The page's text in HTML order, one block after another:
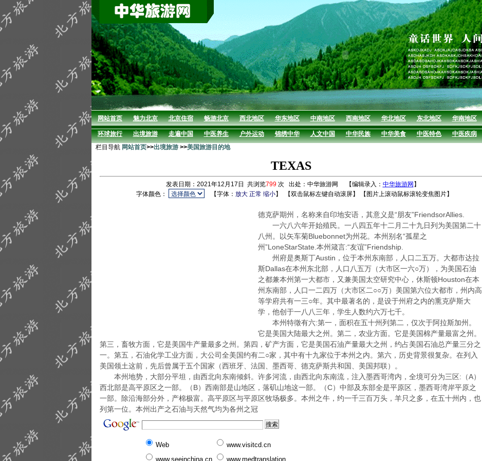
网站首页 魅力北京 北京住宿 畅游北京 西北地区 华东地区 中南地区 西南地区 华北地区 东北地区 华南地区
环球旅行 出境旅游 走遍中国 中医养生 户外运动 锦绣中华 人文中国 中华民族 中华美食 中医特色 中医疾病
栏目导航 网站首页>>出境旅游 >>美国旅游目的地
TEXAS
发表日期：2021年12月17日 共浏览799次 出处：中华旅游网 【编辑录入： 中华旅游网 】
字体颜色：
【字体： 放大 正常 缩小】 【双击鼠标左键自动滚屏】 【图片上滚动鼠标滚轮变焦图片】
德克萨期州，名称来自印地安语，其意义是“朋友”FriendsorAllies.
一六八六年开始殖民。一八四五年十二月二十九日列为美国第二十
八州。以矢车菊Bluebonnet为州花。本州别名“孤星之
州”LoneStarState.本州箴言:“友谊”Friendship.
州府是奥斯丁Austin，位于本州东南部，人口二五万。大都市达拉
斯Dallas在本州东北部，人口八五万（大市区一六○万），为美国石油
之都兼本州第一大都市，又兼美国太空研究中心，休斯顿Houston在本
州东南部，人口一二四万（大市区二○○万）美国第六位大都市，州内高
等学府共有一三○年。其中最著名的，是设于州府之内的熏克萨斯大
学，他创于一八八三年，学生人数约六万七千。
本州特徵有六:第一，面积在五十州列第二，仅次于阿拉斯加州。
它是美国大陆最大之州。第二，农业方面。它是美国棉产量最富之州。
第三，畜牧方面，它是美国牛产量最多之州。第四，矿产方面，它是美国石油产量最大之州，约占美国石油总产量三分之
一。第五，石油化学工业方面，大公司全美国约有二○家，其中有十九家位于本州之内。第六，历史背景很复杂。在列入
美国领土这前，先后曾属于五个国家（西班牙、法国、墨西哥、德克萨斯共和国、美国邦联）。
本州地势，大部分平坦，由西北向东南倾斜。许多河流，由西北向东南流，注入墨西哥湾内，全境可分为三区:（A）
西北部是高平原区之一部。（B）西南部是山地区，落矶山地这一部。（C）中部及东部全是平原区，墨西哥湾岸平原之
一部。除沿海部分外，产棉极富。高平原区与平原区牧场极多。本州之牛，约一千三百万头，羊只之多，在五十州内，也
列第一位。本州出产之石油与天然气均为各州之冠
Web
www.visitcd.cn
www.seeinchina.cn
www.medtranslation